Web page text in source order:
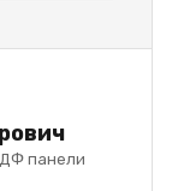
панели